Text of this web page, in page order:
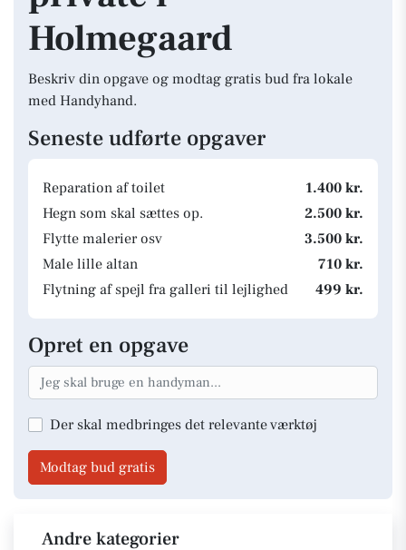
Holmegaard
Beskriv din opgave og modtag gratis bud fra lokale
med Handyhand.
Seneste udførte opgaver
Reparation af toilet
1.400 kr.
Hegn som skal sættes op.
2.500 kr.
Flytte malerier osv
3.500 kr.
Male lille altan
710 kr.
Flytning af spejl fra galleri til lejlighed
499 kr.
Opret en opgave
Der skal medbringes det relevante værktøj
Modtag bud gratis
Andre kategorier